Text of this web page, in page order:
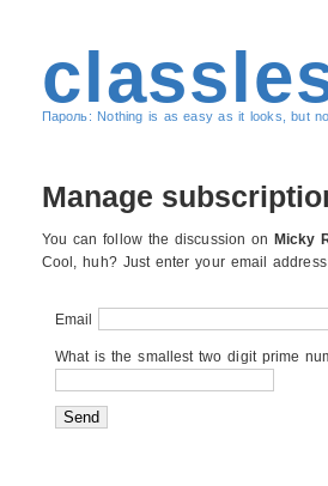
Пароль: Nothing is as easy as it looks, but
Manage
You can follow the discussion on Micky
Cool, huh? Just enter your email
Email
What is the smallest two digit prime